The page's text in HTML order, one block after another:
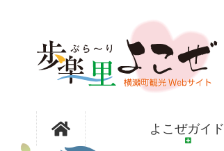
フォトアル
よこぜガイド